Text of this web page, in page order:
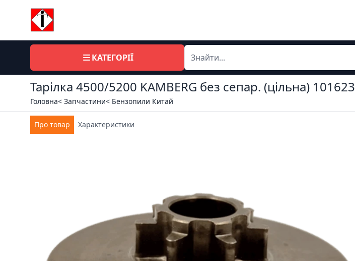
КАТЕГОРІЇ
Тарілка 4500/5200 KAMBERG без сепар. (цільна) 101623
Головна< Запчастини< Бензопили Китай
Про товар Характеристики